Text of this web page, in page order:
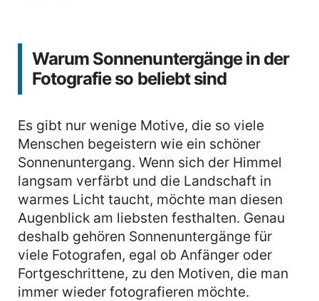
Warum Sonnenuntergänge in der
Fotografie so beliebt sind
Es gibt nur wenige Motive, die so viele
Menschen begeistern wie ein schöner
Sonnenuntergang. Wenn sich der Himmel
langsam verfärbt und die Landschaft in
warmes Licht taucht, möchte man diesen
Augenblick am liebsten festhalten. Genau
deshalb gehören Sonnenuntergänge für
viele Fotografen, egal ob Anfänger oder
Fortgeschrittene, zu den Motiven, die man
immer wieder fotografieren möchte.